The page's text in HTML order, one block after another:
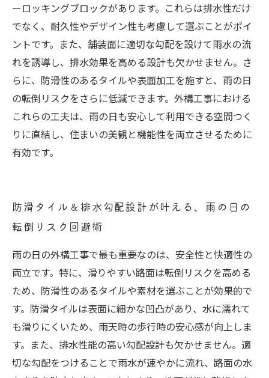
ーロッキングブロックがあります。これらは排水性だけ
でなく、耐久性やデザイン性も考慮して選ぶことがポイ
ントです。また、舗装面に適切な勾配を設けて雨水の流
れを誘導し、排水効果を高める設計も欠かせません。さ
らに、防滑性のあるタイルや表面加工を施すと、雨の日
の転倒リスクをさらに低減できます。外構工事における
これらの工夫は、雨の日も安心して利用できる空間つく
りに直結し、住まいの美観と機能性を両立させるために
有効です。
防滑タイル＆排水勾配設計が叶える、雨の日の
転倒リスク回避術
雨の日の外構工事で最も重要なのは、安全性と快適性の
両立です。特に、滑りやすい路面は転倒リスクを高める
ため、防滑性のあるタイルや素材を選ぶことが効果的で
す。防滑タイルは表面に細かな凹凸があり、水に濡れて
も滑りにくいため、雨天時の歩行時の安心感が向上しま
す。また、排水性能の高い勾配設計も欠かせません。適
切な勾配をつけることで雨水が速やかに流れ、路面の水